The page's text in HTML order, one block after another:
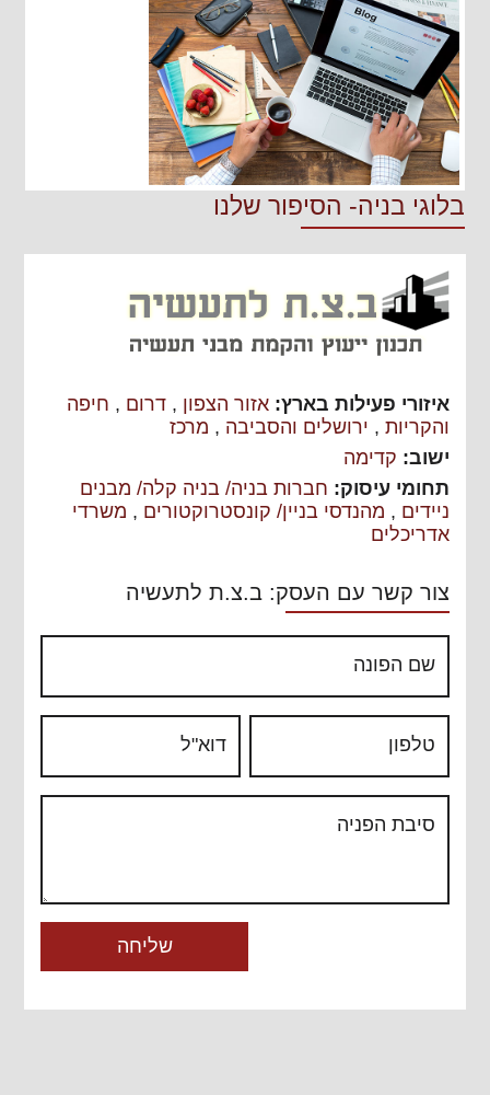
בלוגי בניה- הסיפור שלנו
איזורי פעילות בארץ: אזור הצפון , דרום , חיפה
והקריות , ירושלים והסביבה , מרכז
ישוב: קדימה
תחומי עיסוק: חברות בניה/ בניה קלה/ מבנים
ניידים , מהנדסי בניין/ קונסטרוקטורים , משרדי
אדריכלים
צור קשר עם העסק: ב.צ.ת לתעשיה
שם הפונה
טלפון דוא"ל
סיבת הפניה
שליחה